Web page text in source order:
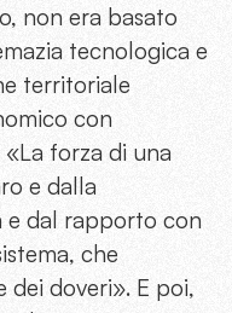
non era basato
tecnologica e
territoriale
con
«La forza di una
e dalla
e dal rapporto con
che
dei doveri». E poi,